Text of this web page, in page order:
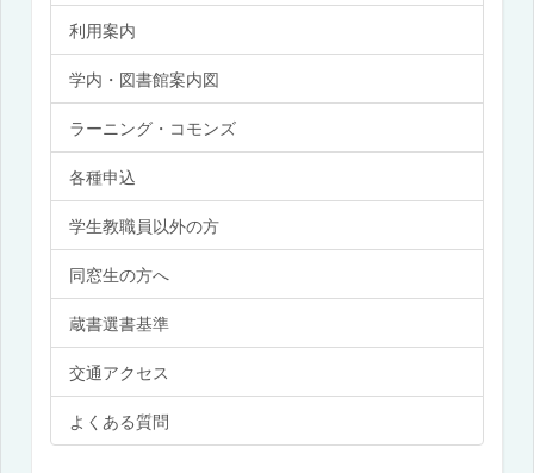
利用案内
学内・図書館案内図
ラーニング・コモンズ
各種申込
学生教職員以外の方
同窓生の方へ
蔵書選書基準
交通アクセス
よくある質問